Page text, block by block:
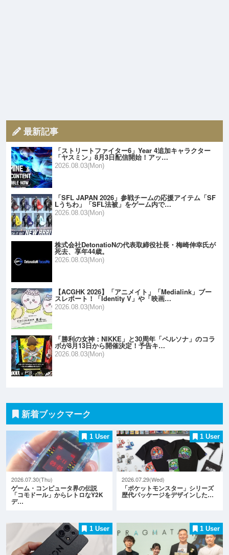
最新記事
「ストリートファイター6」Year 4追加キャラクター
「ヤスミン」8月3日配信開始！アッ…
2026.08.03(Mon)
「SFL JAPAN 2026」参戦チームの応援アイテム「SF
Lうちわ」「SFL法被」をゲーム内で…
2026.08.03(Mon)
株式会社DetonatioNの代表取締役社長・梅崎伸幸氏が
死去、享年44歳。
2026.08.03(Mon)
【ACGHK 2026】「アニメイト」「Medialink」ブー
スレポート！「Identity V」や「映画…
2026.08.03(Mon)
「勝利の女神：NIKKE」と30周年「ペルソナ」のコラ
ボが8月13日から開催決定！予告キ…
2026.08.03(Mon)
新着ブックマーク
1 User
2026.07.30(Thu)
ゲーム・コンピュータ界の伝説
「コモドール」からレトロなY2K
デ…
1 User
2026.07.29(Wed)
「ポケットモンスター」シリーズ
歴代パッケージをデザインした…
1 User 1 User